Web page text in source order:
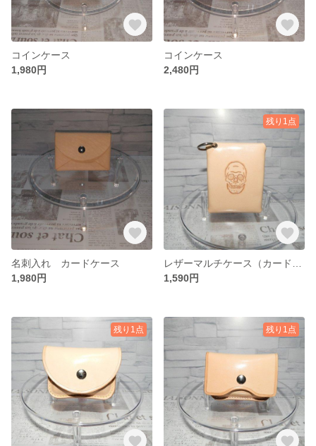
コインケース
1,980円
コインケース
2,480円
名刺入れ カードケース
1,980円
残り1点
1,590円
残り1点 残り1点